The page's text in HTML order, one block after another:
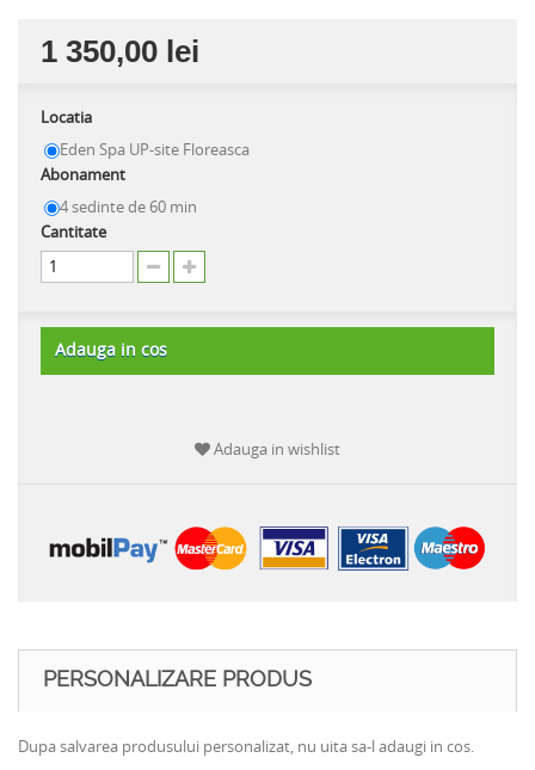
1 350,00 lei
Locatia
Eden Spa UP-site Floreasca
Abonament
4 sedinte de 60 min
Cantitate
Adauga in cos
Adauga in wishlist
PERSONALIZARE PRODUS
Dupa salvarea produsului personalizat, nu uita sa-l adaugi in cos.